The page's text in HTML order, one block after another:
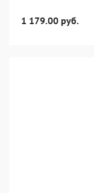
1 179.00 руб.